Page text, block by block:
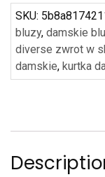
SKU:
bluzy, damskie
diverse zwrot w
damskie, kurtka